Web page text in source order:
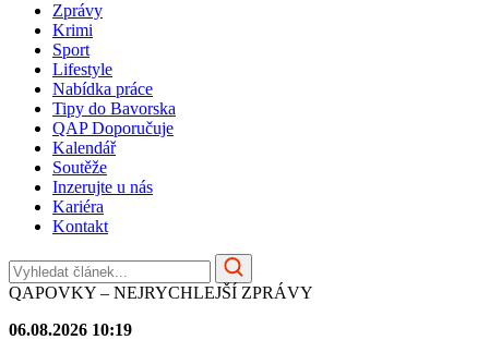
Zprávy
Krimi
Sport
Lifestyle
Nabídka práce
Tipy do Bavorska
QAP Doporučuje
Kalendář
Soutěže
Inzerujte u nás
Kariéra
Kontakt
QAPOVKY – NEJRYCHLEJŠÍ ZPRÁVY
06.08.2026 10:19